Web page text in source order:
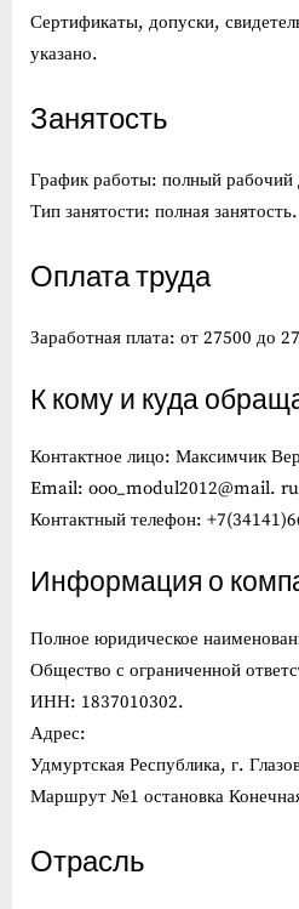
Сертификаты, допуски,
указано.
Занятость
График работы: полный рабочий
Тип занятости: полная занятость.
Оплата труда
Заработная плата: от 27500 до
К кому и куда
Контактное лицо: Максимчик
Email: ooo_modul2012@mail.
Контактный телефон:
Информация о
Полное юридическое
Общество с ограниченной
ИНН: 1837010302.
Адрес:
Удмуртская Республика, г.
Маршрут №1 остановка
Отрасль